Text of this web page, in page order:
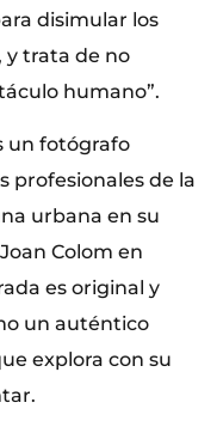
disimular los
y trata de no
humano”.
un fotógrafo
profesionales de la
urbana en su
Colom en
es original y
un auténtico
explora con su